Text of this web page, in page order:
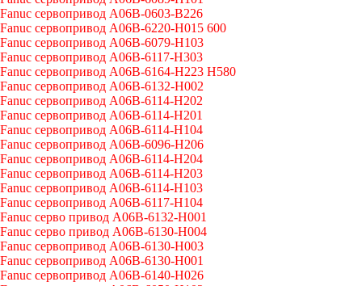
Fanuc сервопривод A06B-0603-B226
Fanuc сервопривод A06B-6220-H015 600
Fanuc сервопривод A06B-6079-H103
Fanuc сервопривод A06B-6117-H303
Fanuc сервопривод A06B-6164-H223 H580
Fanuc сервопривод A06B-6132-H002
Fanuc сервопривод A06B-6114-H202
Fanuc сервопривод A06B-6114-H201
Fanuc сервопривод A06B-6114-H104
Fanuc сервопривод A06B-6096-H206
Fanuc сервопривод A06B-6114-H204
Fanuc сервопривод A06B-6114-H203
Fanuc сервопривод A06B-6114-H103
Fanuc сервопривод A06B-6117-H104
Fanuc серво привод A06B-6132-H001
Fanuc серво привод A06B-6130-H004
Fanuc сервопривод A06B-6130-H003
Fanuc сервопривод A06B-6130-H001
Fanuc сервопривод A06B-6140-H026